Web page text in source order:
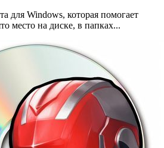
для Windows, которая помогает
место на диске, в папках...